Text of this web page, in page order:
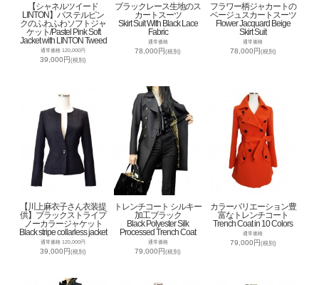
【シャネルツイード
LINTON】パステルピン
クのふわふわソフトジャ
ケット/Pastel Pink Soft
Jacket with LINTON Tweed
通常価格 120,000円
39,000円(税別)
ブラックレース生地のス
カートスーツ
Skirt Suit With Black Lace
Fabric
通常価格
78,000円(税別)
フラワー柄ジャカートの
ベージュスカートスーツ
Flower Jacquard Beige
Skirt Suit
通常価格
78,000円(税別)
【川上麻衣子さん衣装提
供】ブラックストライプ
ノーカラージャケット
Black stripe collarless jacket
通常価格 120,000円
39,000円(税別)
トレンチコート シルキー
加工ブラック
Black Polyester Silk
Processed Trench Coat
通常価格
79,000円(税別)
カラーバリエーション豊
富なトレンチコート
Trench Coat in 10 Colors
通常価格
79,000円(税別)